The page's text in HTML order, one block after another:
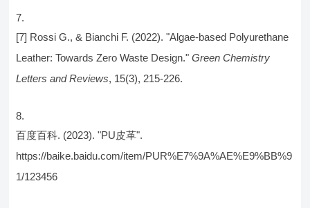
[7] Rossi G., & Bianchi F. (2022). "Algae-based Polyurethane
Leather: Towards Zero Waste Design."Green Chemistry
Letters and Reviews, 15(3), 215-226.
百度百科. (2023). "PU皮革".
https://baike.baidu.com/item/PUR%E7%9A%AE%E9%BB%9
1/123456